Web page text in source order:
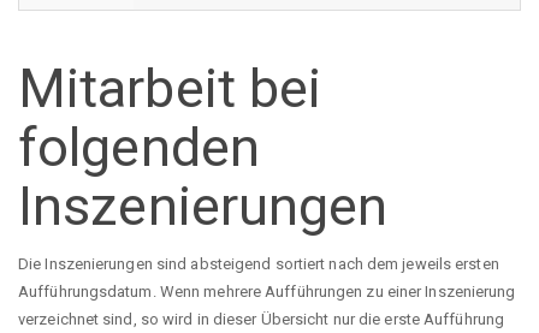
Mitarbeit bei
folgenden
Inszenierungen
Die Inszenierungen sind absteigend sortiert nach dem jeweils ersten
Aufführungsdatum. Wenn mehrere Aufführungen zu einer Inszenierung
verzeichnet sind, so wird in dieser Übersicht nur die erste Aufführung